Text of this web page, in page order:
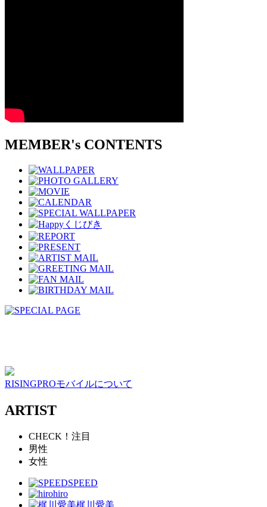
MEMBER's CONTENTS
RISINGPROモバイルについて
ARTIST
CHECK！注目
男性
女性
SPEED
hiro
梶川愛美